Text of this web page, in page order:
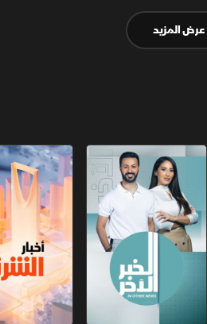
عرض المزيد
الخبر الآخر أخبار الشرق